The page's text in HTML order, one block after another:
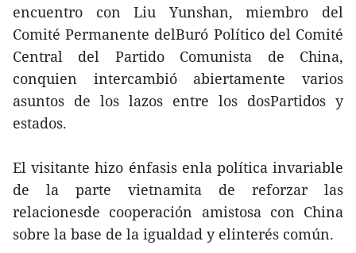
encuentro con Liu Yunshan, miembro del
Comité Permanente delBuró Político del Comité
Central del Partido Comunista de China,
conquien intercambió abiertamente varios
asuntos de los lazos entre los dosPartidos y
estados.
El visitante hizo énfasis enla política invariable
de la parte vietnamita de reforzar las
relacionesde cooperación amistosa con China
sobre la base de la igualdad y elinterés común.